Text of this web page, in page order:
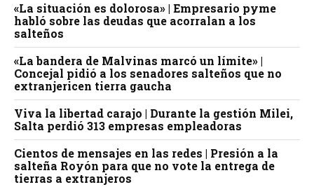
«La situación es dolorosa» | Empresario pyme
habló sobre las deudas que acorralan a los
salteños
«La bandera de Malvinas marcó un límite» |
Concejal pidió a los senadores salteños que no
extranjericen tierra gaucha
Viva la libertad carajo | Durante la gestión Milei,
Salta perdió 313 empresas empleadoras
Cientos de mensajes en las redes | Presión a la
salteña Royón para que no vote la entrega de
tierras a extranjeros